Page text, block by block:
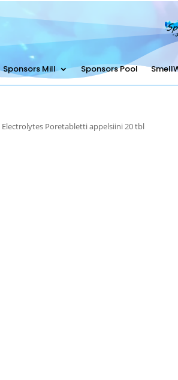
Sponsors Mill Sponsors Pool
Poretabletti appelsiini 20 tbl